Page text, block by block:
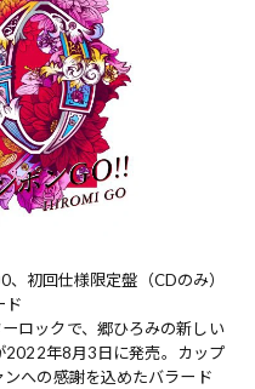
初回仕様限定盤（CDのみ）
ド
ロックで、郷ひろみの新しい
2022年8月3日に発売。カップ
への感謝を込めたバラード